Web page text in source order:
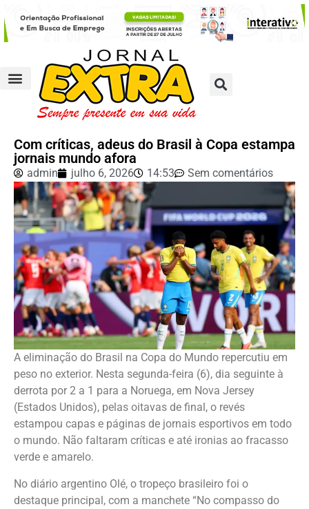
Com críticas, adeus do Brasil à Copa estampa
jornais mundo afora
admin julho 6, 2026 14:53 Sem comentários
A eliminação do Brasil na Copa do Mundo repercutiu em
peso no exterior. Nesta segunda-feira (6), dia seguinte à
derrota por 2 a 1 para a Noruega, em Nova Jersey
(Estados Unidos), pelas oitavas de final, o revés
estampou capas e páginas de jornais esportivos em todo
o mundo. Não faltaram críticas e até ironias ao fracasso
verde e amarelo.
No diário argentino Olé, o tropeço brasileiro foi o
destaque principal, com a manchete “No compasso do